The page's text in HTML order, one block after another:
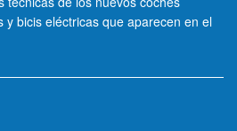
y bicis eléctricas que aparecen en el